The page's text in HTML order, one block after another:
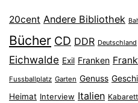
20cent Andere Bibliothek
Bücher CD DDR Deutschland
Eichwalde Exil Franken
Fussballplatz Garten Genuss
Heimat Interview Italien Kabarett